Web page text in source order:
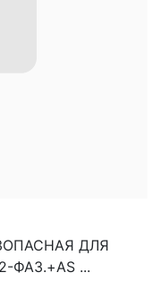
ДЛЯ
ФАЗ.+AS ...